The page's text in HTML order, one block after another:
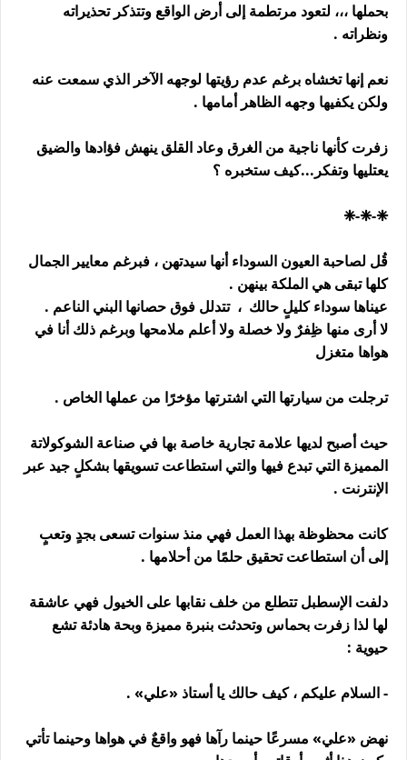
بحملها ،،، لتعود مرتطمة إلى أرض الواقع وتتذكر تحذيراته
ونظراته .
نعم إنها تخشاه برغم عدم رؤيتها لوجهه الآخر الذي سمعت عنه
ولكن يكفيها وجهه الظاهر أمامها .
زفرت كأنها ناجية من الغرق وعاد القلق ينهش فؤادها والضيق
يعتليها وتفكر...كيف ستخبره ؟
❈-❈-❈
قُل لصاحبة العيون السوداء أنها سيدتهن ، فبرغم معايير الجمال
كلها تبقى هي الملكة بينهن .
عيناها سوداء كليلٍ حالك ، تتدلل فوق حصانها البني الناعم .
لا أرى منها ظِفرٌ ولا خصلة ولا أعلم ملامحها وبرغم ذلك أنا في
هواها متغزل
ترجلت من سيارتها التي اشترتها مؤخرًا من عملها الخاص .
حيث أصبح لديها علامة تجارية خاصة بها في صناعة الشوكولاتة
المميزة التي تبدع فيها والتي استطاعت تسويقها بشكلٍ جيد عبر
الإنترنت .
كانت محظوظة بهذا العمل فهي منذ سنوات تسعى بجدٍ وتعبٍ
إلى أن استطاعت تحقيق حلمًا من أحلامها .
دلفت الإسطبل تتطلع من خلف نقابها على الخيول فهي عاشقة
لها لذا زفرت بحماس وتحدثت بنبرة مميزة وبحة هادئة تشع
حيوية :
- السلام عليكم ، كيف حالك يا أستاذ «علي» .
نهض «علي» مسرعًا حينما رآها فهو واقعٌ في هواها وحينما تأتي